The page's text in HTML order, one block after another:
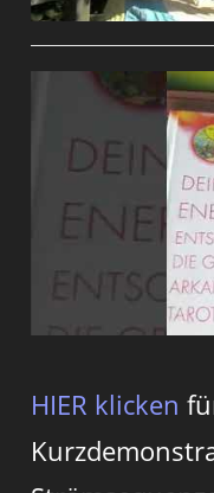
HIER klicken